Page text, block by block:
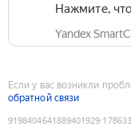
Нажмите,
Yandex
Если у вас возникли
обратной связи
9198404641889401929: